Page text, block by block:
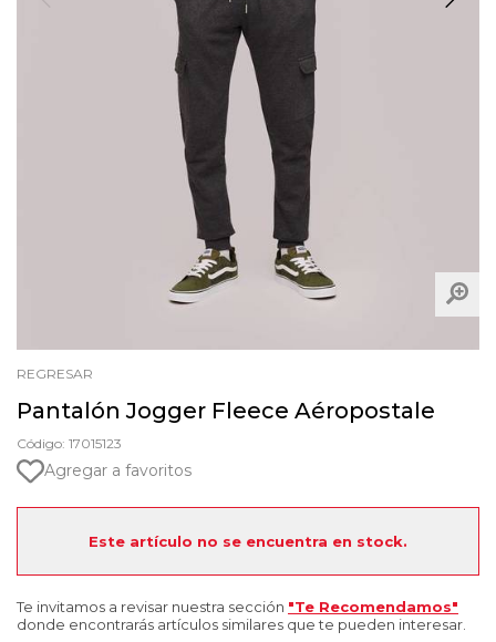
REGRESAR
Pantalón Jogger Fleece Aéropostale
Código: 17015123
Agregar a favoritos
Este artículo no se encuentra en stock.
Te invitamos a revisar nuestra sección "Te Recomendamos"
donde encontrarás artículos similares que te pueden interesar.